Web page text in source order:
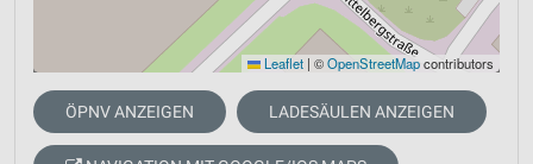
Leaflet | ©OpenStreetMapcontributors
ÖPNV ANZEIGEN LADESÄULEN ANZEIGEN